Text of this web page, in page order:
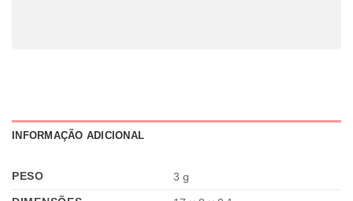
INFORMAÇÃO ADICIONAL
PESO
3 g